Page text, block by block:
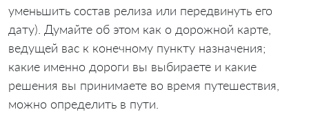
уменьшить состав релиза или передвинуть его
дату). Думайте об этом как о дорожной карте,
ведущей вас к конечному пункту назначения;
какие именно дороги вы выбираете и какие
решения вы принимаете во время путешествия,
можно определить в пути.